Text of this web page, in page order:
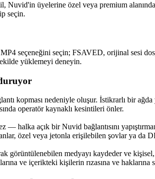
Nuvid'in üyelerine özel veya premium
seçin.
seçeneğini seçin; FSAVED, orijinal sesi
yüklemeyi deneyin.
kopması nedeniyle oluşur. İstikrarlı bir
operatör kaynaklı kesintileri önler.
— halka açık bir Nuvid bağlantısını
özel veya jetonla erişilebilen şovlar ya da
görüntülenebilen medyayı kaydeder ve
ve içerikteki kişilerin rızasına ve